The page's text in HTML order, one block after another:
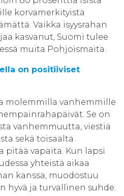
korvamerkityistä
Vaikka isyysrahan
kasvanut, Suomi tulee
muita Pohjoismaita.
on positiiviset
molemmilla vanhemmille
Se on
vanhemmuutta, viestiä
sekä toisaalta
pitää vapaita. Kun lapsi
yhteistä aikaa
kanssa, muodostuu
hyvä ja turvallinen suhde.